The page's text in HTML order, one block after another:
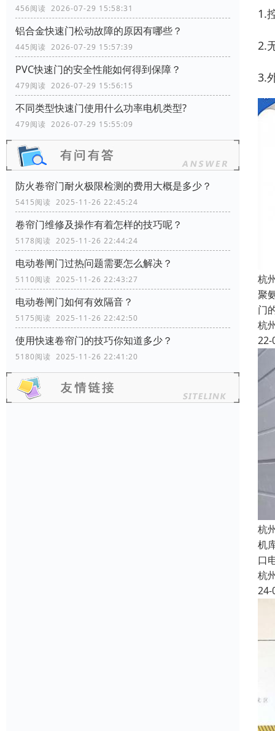
456阅读 2026-07-29 15:58:31
铝合金快速门松动故障的原因有哪些？
445阅读 2026-07-29 15:57:39
PVC快速门的安全性能如何得到保障？
479阅读 2026-07-29 15:56:15
不同类型快速门使用什么功率电机类型?
479阅读 2026-07-29 15:55:09
防火卷帘门耐火极限检测的费用大概是多少？
5415阅读 2025-11-26 22:45:24
卷帘门维修及操作有着怎样的技巧呢？
5178阅读 2025-11-26 22:44:24
电动卷闸门过热问题需要怎么解决？
5110阅读 2025-11-26 22:43:27
电动卷闸门如何有效隔音？
5175阅读 2025-11-26 22:42:50
使用快速卷帘门的技巧你知道多少？
5180阅读 2025-11-26 22:41:20
1.
2.
3.
杭
聚
门
杭
22-
杭
机
口
杭
24-